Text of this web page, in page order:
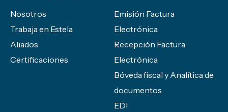
Nosotros
Trabaja en Estela
Aliados
Certificaciones
Emisión Factura
Electrónica
Recepción Factura
Electrónica
Bóveda fiscal y Analítica de
documentos
EDI